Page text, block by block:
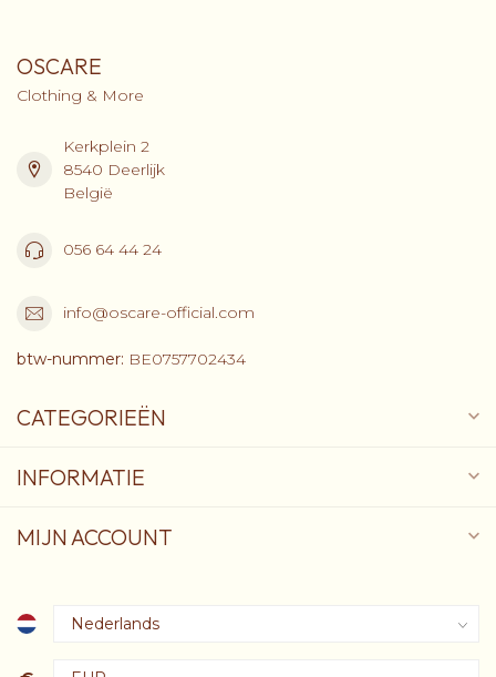
OSCARE
Clothing & More
Kerkplein 2
8540 Deerlijk
België
056 64 44 24
info@oscare-official.com
btw-nummer: BE0757702434
CATEGORIEËN
INFORMATIE
MIJN ACCOUNT